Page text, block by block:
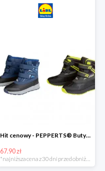
Hit cenowy - PEPPERTS® Buty zimowe chłopięce
67.90 zł
*najniższa cena z 30 dni przed obniżką